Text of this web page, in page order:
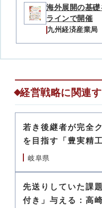
海外展開の基
ラインで開催
九州経済産業局
経営戦略に関連
若き後継者が完全
を目指す「豊実精
岐阜県
先送りしていた課
付き」与える：高